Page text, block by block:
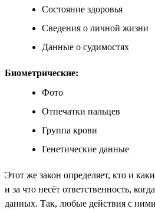
Состояние здоровья
Сведения о личной жизни
Данные о судимостях
Биометрические:
Фото
Отпечатки пальцев
Группа крови
Генетические данные
Этот же закон определяет, кто и
и за что несёт ответственность,
данных. Так, любые действия с